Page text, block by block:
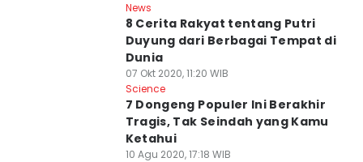
News
8 Cerita Rakyat tentang Putri
Duyung dari Berbagai Tempat di
Dunia
07 Okt 2020, 11:20 WIB
Science
7 Dongeng Populer Ini Berakhir
Tragis, Tak Seindah yang Kamu
Ketahui
10 Agu 2020, 17:18 WIB